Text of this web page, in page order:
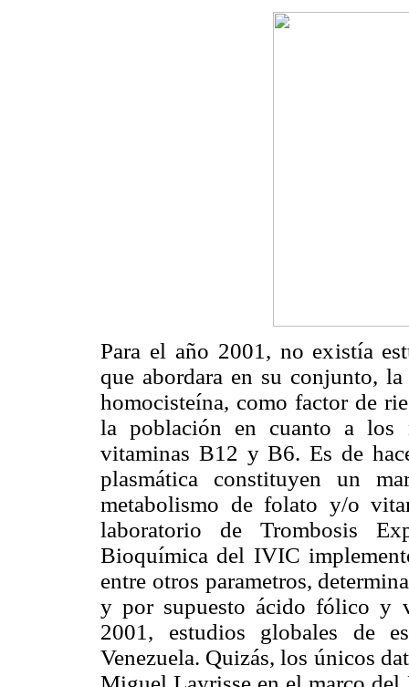
Para el año 2001, no existía
que abordara en su conjunto,
homocisteína, como factor de
la población en cuanto a los
vitaminas B12 y B6. Es de
plasmática constituyen un
metabolismo de folato y/o
laboratorio de Trombosis
Bioquímica del IVIC
entre otros parametros,
y por supuesto ácido fólico y
2001, estudios globales de
Venezuela. Quizás, los únicos